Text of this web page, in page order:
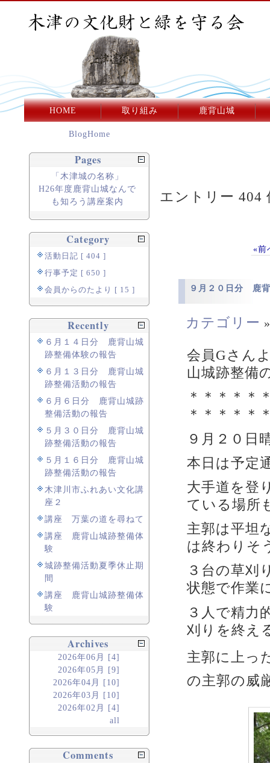
HOME 取り組み 鹿背山城
エントリー 404
«前
９月２０日分 鹿
カテゴリー
会員Gさん
山城跡整備
＊＊＊＊＊
＊＊＊＊＊
９月２０日
本日は予定
大手道を登
ている場所
主郭は平坦
は終わりそ
３台の草刈
状態で作業
３人で精力
刈りを終え
主郭に上っ
の主郭の威
BlogHome
Pages
「木津城の名称」
H26年度鹿背山城なんで
も知ろう講座案内
Category
活動日記 [ 404 ]
行事予定 [ 650 ]
会員からのたより [ 15 ]
Recently
６月１４日分 鹿背山城
跡整備体験の報告
６月１３日分 鹿背山城
跡整備活動の報告
６月６日分 鹿背山城跡
整備活動の報告
５月３０日分 鹿背山城
跡整備活動の報告
５月１６日分 鹿背山城
跡整備活動の報告
木津川市ふれあい文化講
座２
講座 万葉の道を尋ねて
講座 鹿背山城跡整備体
験
城跡整備活動夏季休止期
間
講座 鹿背山城跡整備体
験
Archives
2026年06月 [4]
2026年05月 [9]
2026年04月 [10]
2026年03月 [10]
2026年02月 [4]
all
Comments